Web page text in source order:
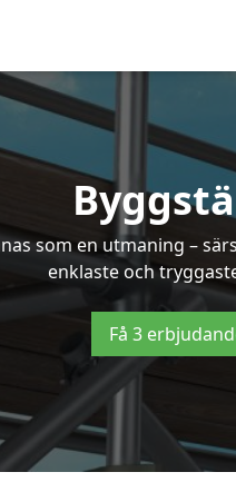
som en utmaning –
enklaste och
Få 3